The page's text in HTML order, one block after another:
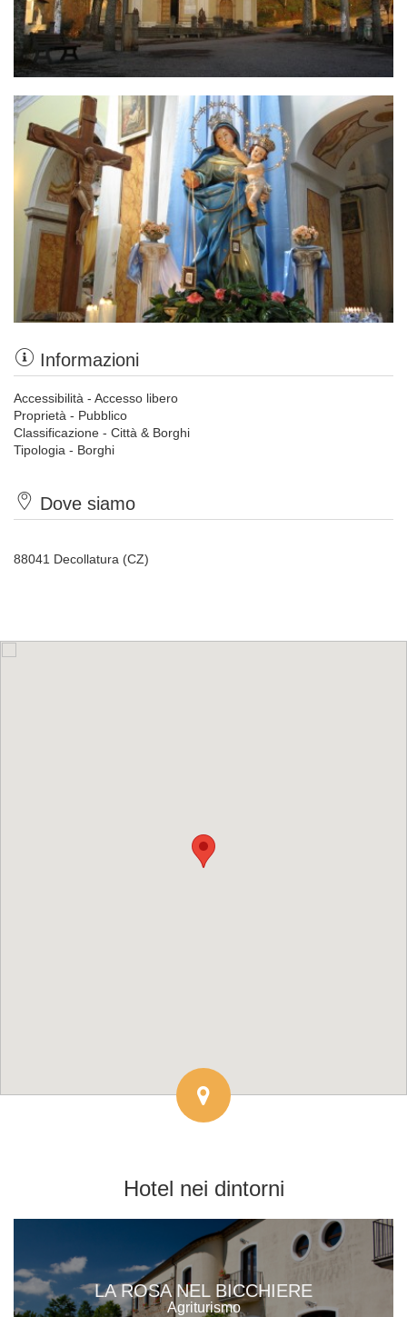
Informazioni
Accessibilità - Accesso libero
Proprietà - Pubblico
Classificazione - Città & Borghi
Tipologia - Borghi
Dove siamo
88041 Decollatura (CZ)
Hotel nei dintorni
LA ROSA NEL BICCHIERE
Agriturismo